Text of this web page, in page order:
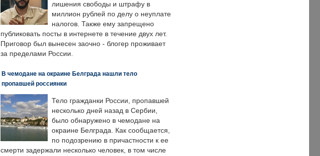
лишения свободы и штрафу в
миллион рублей по делу о неуплате
налогов. Также ему запрещено
публиковать посты в интернете в течение двух лет.
Приговор был вынесен заочно - блогер проживает
за пределами России.
В чемодане на окраине Белграда нашли тело
пропавшей россиянки
Тело гражданки России, пропавшей
несколько дней назад в Сербии,
было обнаружено в чемодане на
окраине Белграда. Как сообщается,
по подозрению в причастности к ее
смерти задержали несколько человек, в том числе